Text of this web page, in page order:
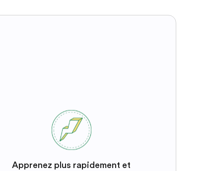
Apprenez plus rapidement et